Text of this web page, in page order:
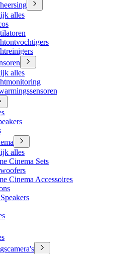
alles
alles
alles
Cinema Sets
Cinema Accessoires